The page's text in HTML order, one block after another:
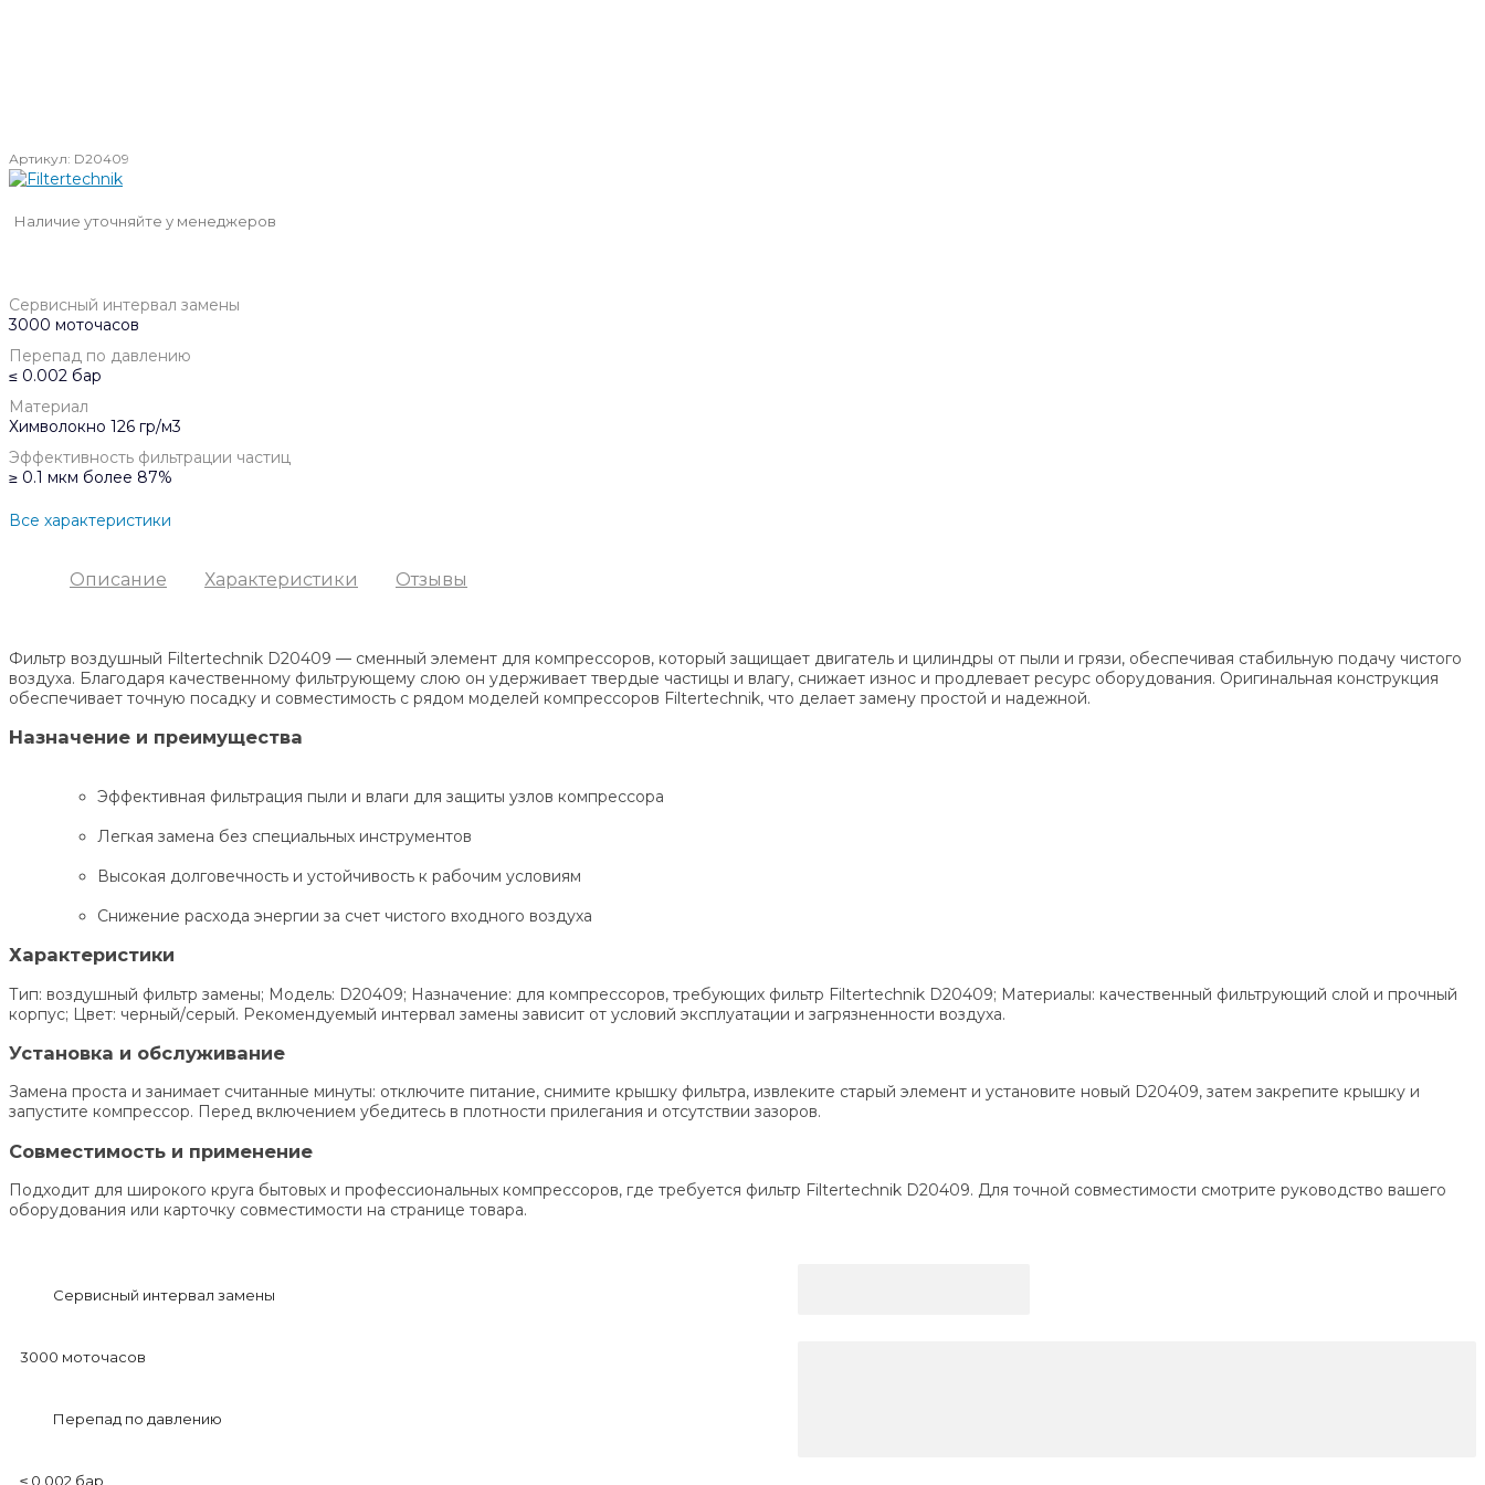
Артикул: D20409
Наличие уточняйте у менеджеров
Сервисный интервал замены
3000 моточасов
Перепад по давлению
≤ 0.002 бар
Материал
Химволокно 126 гр/м3
Эффективность фильтрации частиц
≥ 0.1 мкм более 87%
Все характеристики
Описание Характеристики Отзывы
Фильтр воздушный Filtertechnik D20409 — сменный элемент для компрессоров, который защищает двигатель и цилиндры от пыли и грязи, обеспечивая стабильную подачу чистого
воздуха. Благодаря качественному фильтрующему слою он удерживает твердые частицы и влагу, снижает износ и продлевает ресурс оборудования. Оригинальная конструкция
обеспечивает точную посадку и совместимость с рядом моделей компрессоров Filtertechnik, что делает замену простой и надежной.
Назначение и преимущества
Эффективная фильтрация пыли и влаги для защиты узлов компрессора
Легкая замена без специальных инструментов
Высокая долговечность и устойчивость к рабочим условиям
Снижение расхода энергии за счет чистого входного воздуха
Характеристики
Тип: воздушный фильтр замены; Модель: D20409; Назначение: для компрессоров, требующих фильтр Filtertechnik D20409; Материалы: качественный фильтрующий слой и прочный
корпус; Цвет: черный/серый. Рекомендуемый интервал замены зависит от условий эксплуатации и загрязненности воздуха.
Установка и обслуживание
Замена проста и занимает считанные минуты: отключите питание, снимите крышку фильтра, извлеките старый элемент и установите новый D20409, затем закрепите крышку и
запустите компрессор. Перед включением убедитесь в плотности прилегания и отсутствии зазоров.
Совместимость и применение
Подходит для широкого круга бытовых и профессиональных компрессоров, где требуется фильтр Filtertechnik D20409. Для точной совместимости смотрите руководство вашего
оборудования или карточку совместимости на странице товара.
Сервисный интервал замены
3000 моточасов
Перепад по давлению
≤ 0.002 бар